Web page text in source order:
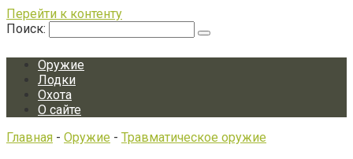
Перейти к контенту
Поиск:
Оружие
Лодки
Охота
О сайте
Главная - Оружие - Травматическое оружие